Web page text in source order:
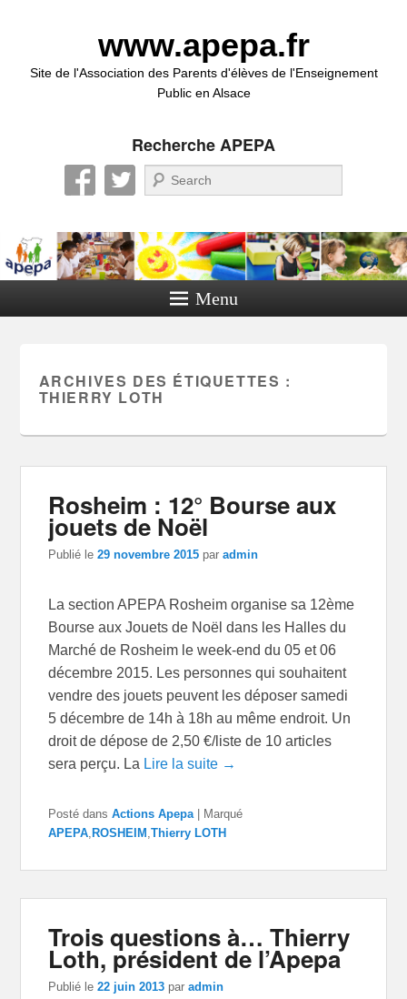
www.apepa.fr
Site de l'Association des Parents d'élèves de l'Enseignement
Public en Alsace
Recherche APEPA
Recherche
Menu
ARCHIVES DES ÉTIQUETTES :
THIERRY LOTH
Rosheim : 12° Bourse aux
jouets de Noël
Publié le29 novembre 2015 paradmin
La section APEPA Rosheim organise sa 12ème
Bourse aux Jouets de Noël dans les Halles du
Marché de Rosheim le week-end du 05 et 06
décembre 2015. Les personnes qui souhaitent
vendre des jouets peuvent les déposer samedi
5 décembre de 14h à 18h au même endroit. Un
droit de dépose de 2,50 €/liste de 10 articles
sera perçu. La Lire la suite →
Posté dans Actions Apepa
Marqué
APEPA, ROSHEIM ,Thierry LOTH
Trois questions à… Thierry
Loth, président de l’Apepa
Publié le22 juin 2013 paradmin